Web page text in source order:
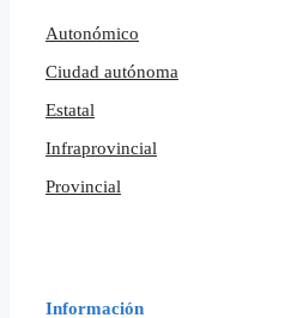
Autonómico
Ciudad autónoma
Estatal
Infraprovincial
Provincial
Información